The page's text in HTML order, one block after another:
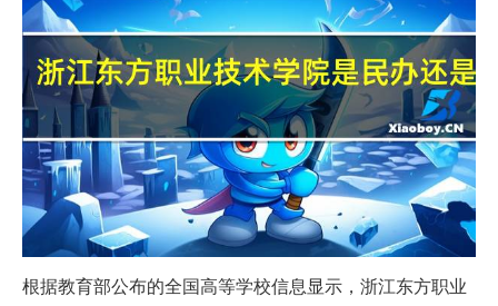
根据教育部公布的全国高等学校信息显示，浙江东方职业